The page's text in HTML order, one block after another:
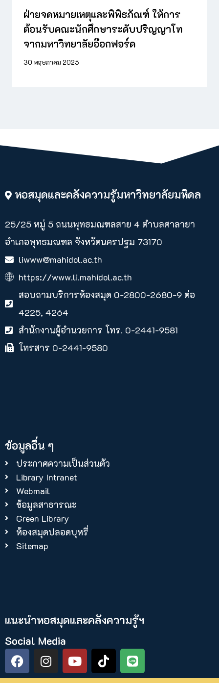
ฝ่ายจดหมายเหตุและพิพิธภัณฑ์ ให้การ
ต้อนรับคณะนักศึกษาระดับปริญญาโท
จากมหาวิทยาลัยอ๊อกฟอร์ด
30 พฤษภาคม 2025
หอสมุดและคลังความรู้มหาวิทยาลัยมหิดล
25/25 หมู่ 5 ถนนพุทธมณฑลสาย 4 ตำบลศาลายา​
อำเภอพุทธมณฑล จังหวัดนครปฐม 73170
liwww@mahidol.ac.th
https://www.li.mahidol.ac.th
สอบถามบริการห้องสมุด 0-2800-2680-9 ต่อ
4225, 4264
สำนักงานผู้อำนวยการ โทร. 0-2441-9581
โทรสาร 0-2441-9580
ข้อมูลอื่น ๆ
ประกาศความเป็นส่วนตัว
Library Intranet
Webmail
ข้อมูลสาธารณะ
Green Library
ห้องสมุดปลอดบุหรี่
Sitemap
แนะนำหอสมุดและคลังความรู้ฯ​
Social Media